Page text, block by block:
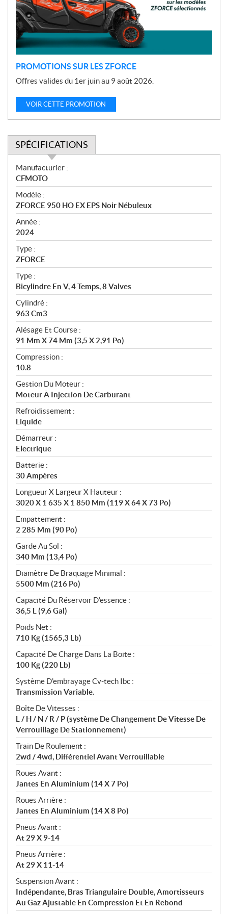
t
i
o
n
PROMOTIONS SUR LES ZFORCE
Offres valides du 1er juin au 9 août 2026.
VOIR CETTE PROMOTION
SPÉCIFICATIONS
S
p
é
c
i
f
i
c
a
t
i
o
n
s
Manufacturier :
CFMOTO
Modèle :
ZFORCE 950 HO EX EPS Noir Nébuleux
Année :
2024
Type :
ZFORCE
Type :
Bicylindre En V, 4 Temps, 8 Valves
Cylindré :
963 Cm3
Alésage Et Course :
91 Mm X 74 Mm (3,5 X 2,91 Po)
Compression :
10.8
Gestion Du Moteur :
Moteur À Injection De Carburant
Refroidissement :
Liquide
Démarreur :
Électrique
Batterie :
30 Ampères
Longueur X Largeur X Hauteur :
3020 X 1 635 X 1 850 Mm (119 X 64 X 73 Po)
Empattement :
2 285 Mm (90 Po)
Garde Au Sol :
340 Mm (13,4 Po)
Diamètre De Braquage Minimal :
5500 Mm (216 Po)
Capacité Du Réservoir D'essence :
36,5 L (9,6 Gal)
Poids Net :
710 Kg (1565,3 Lb)
Capacité De Charge Dans La Boite :
100 Kg (220 Lb)
Système D'embrayage Cv-tech Ibc :
Transmission Variable.
Boîte De Vitesses :
L / H / N / R / P (système De Changement De Vitesse De
Verrouillage De Stationnement)
Train De Roulement :
2wd / 4wd, Différentiel Avant Verrouillable
Roues Avant :
Jantes En Aluminium (14 X 7 Po)
Roues Arrière :
Jantes En Aluminium (14 X 8 Po)
Pneus Avant :
At 29 X 9-14
Pneus Arrière :
At 29 X 11-14
Suspension Avant :
Indépendante, Bras Triangulaire Double, Amortisseurs
Au Gaz Ajustable En Compression Et En Rebond